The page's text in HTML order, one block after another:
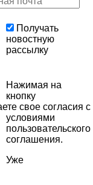
Получать
новостную
рассылку
Нажимая на
кнопку
свое согласия с
условиями
пользовательского
соглашения.
Уже